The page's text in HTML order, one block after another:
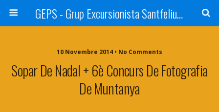
GEPS - Grup Excursionista Santfeliuenc
10 Novembre 2014 • No Comments
Sopar De Nadal + 6è Concurs De Fotografia
De Muntanya